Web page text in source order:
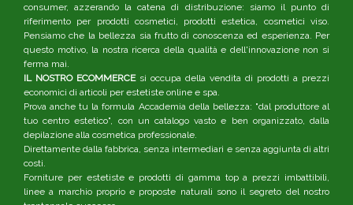
consumer, azzerando la catena di distribuzione: siamo il punto di
riferimento per prodotti cosmetici, prodotti estetica, cosmetici viso.
Pensiamo che la bellezza sia frutto di conoscenza ed esperienza. Per
questo motivo, la nostra ricerca della qualità e dell'innovazione non si
ferma mai.
IL NOSTRO ECOMMERCEsi occupa della vendita di prodotti a prezzi
economici di articoli per estetiste online e spa.
Prova anche tu la formula Accademia della bellezza: "dal produttore al
tuo centro estetico", con un catalogo vasto e ben organizzato, dalla
depilazione alla cosmetica professionale.
Direttamente dalla fabbrica, senza intermediari e senza aggiunta di altri
costi.
Forniture per estetiste e prodotti di gamma top a prezzi imbattibili,
linee a marchio proprio e proposte naturali sono il segreto del nostro